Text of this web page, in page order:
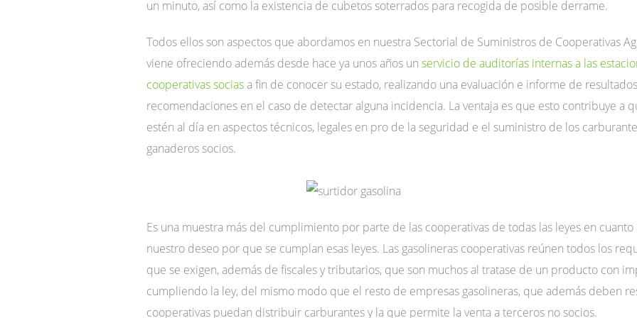
un minuto, así como la existencia de cubetos soterrados para recogida de posible derrame.
Todos ellos son aspectos que abordamos en nuestra Sectorial de Suministros de Cooperativas
viene ofreciendo además desde hace ya unos años unservicio de auditorías internas a las
cooperativas sociasa fin de conocer su estado, realizando una evaluación e informe de
recomendaciones en el caso de detectar alguna incidencia. La ventaja es que esto contribuye a
estén al día en aspectos técnicos, legales en pro de la seguridad e el suministro de los
ganaderos socios.
Es una muestra más del cumplimiento por parte de las cooperativas de todas las leyes en
nuestro deseo por que se cumplan esas leyes. Las gasolineras cooperativas reúnen todos los
que se exigen, además de fiscales y tributarios, que son muchos al tratase de un producto con
cumpliendo la ley, del mismo modo que el resto de empresas gasolineras, que además deben
cooperativas puedan distribuir carburantes y la que permite la venta a terceros no socios.